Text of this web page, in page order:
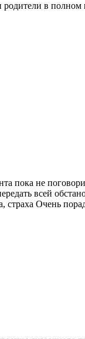
в
пока не
всей
страха Очень